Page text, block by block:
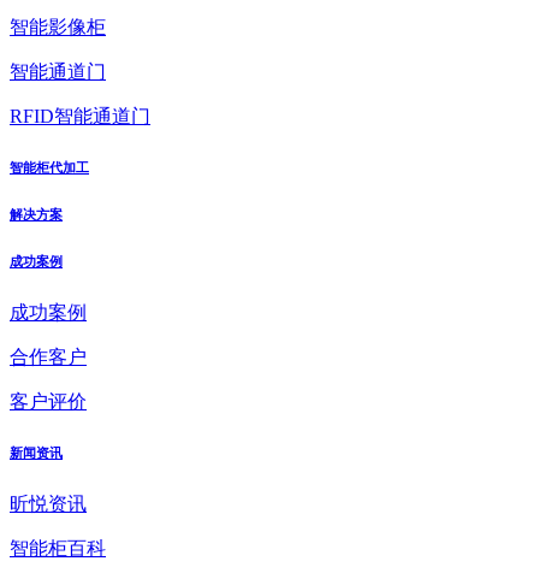
智能影像柜
智能通道门
RFID智能通道门
智能柜代加工
解决方案
成功案例
成功案例
合作客户
客户评价
新闻资讯
昕悦资讯
智能柜百科